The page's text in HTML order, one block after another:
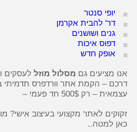
יופי סנטר
דר' להבית אקרמן
גנים ושושנים
דפוס איכות
אופק חדש
אנו מציעים גם מסלול מוזל לעסקים
דרכם – הקמת אתר וורדפרס תדמיתי
עצמאית – רק 500$ חד פעמי –
זקוקים לאתר מקצועי בעיצוב אישי?
כאן למטה..